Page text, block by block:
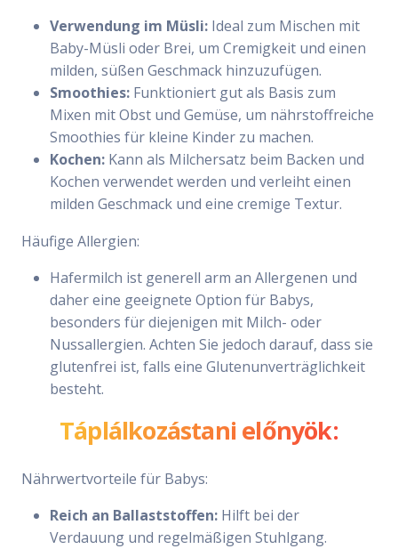
Verwendung im Müsli: Ideal zum Mischen mit
Baby-Müsli oder Brei, um Cremigkeit und einen
milden, süßen Geschmack hinzuzufügen.
Smoothies: Funktioniert gut als Basis zum
Mixen mit Obst und Gemüse, um nährstoffreiche
Smoothies für kleine Kinder zu machen.
Kochen: Kann als Milchersatz beim Backen und
Kochen verwendet werden und verleiht einen
milden Geschmack und eine cremige Textur.
Häufige Allergien:
Hafermilch ist generell arm an Allergenen und
daher eine geeignete Option für Babys,
besonders für diejenigen mit Milch- oder
Nussallergien. Achten Sie jedoch darauf, dass sie
glutenfrei ist, falls eine Glutenunverträglichkeit
besteht.
Táplálkozástani előnyök:
Nährwertvorteile für Babys:
Reich an Ballaststoffen: Hilft bei der
Verdauung und regelmäßigen Stuhlgang.